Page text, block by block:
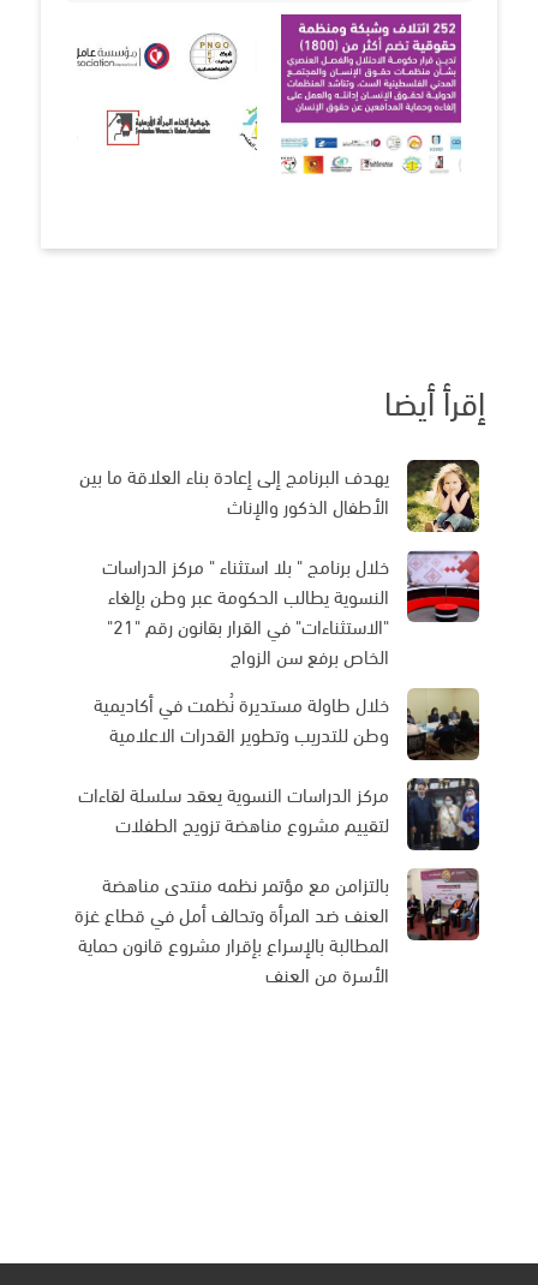
إقرأ أيضا
يهدف البرنامج إلى إعادة بناء العلاقة ما بين
الأطفال الذكور والإناث
خلال برنامج " بلا استثناء " مركز الدراسات
النسوية يطالب الحكومة عبر وطن بإلغاء
"الاستثناءات" في القرار بقانون رقم "21"
الخاص برفع سن الزواج
خلال طاولة مستديرة نُظمت في أكاديمية
وطن للتدريب وتطوير القدرات الاعلامية
مركز الدراسات النسوية يعقد سلسلة لقاءات
لتقييم مشروع مناهضة تزويج الطفلات
بالتزامن مع مؤتمر نظمه منتدى مناهضة
العنف ضد المرأة وتحالف أمل في قطاع غزة
المطالبة بالإسراع بإقرار مشروع قانون حماية
الأسرة من العنف